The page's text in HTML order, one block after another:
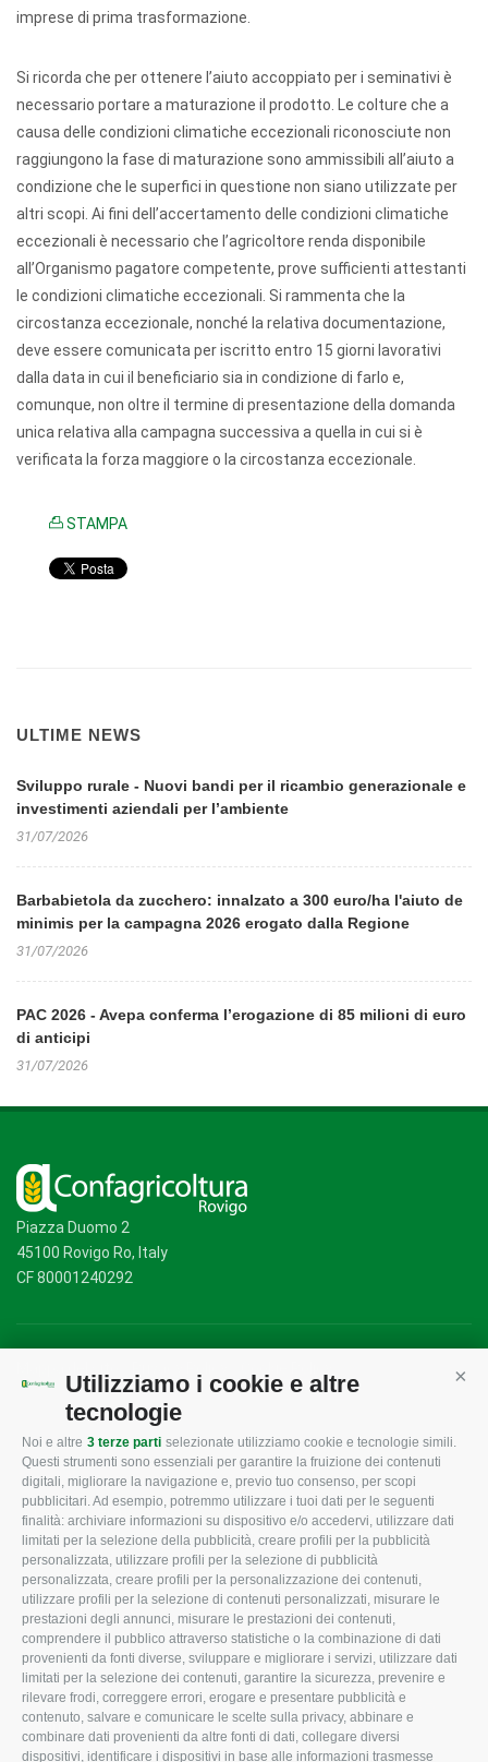
Utilizziamo i cookie e altre
tecnologie
Noi e altre 3 terze parti selezionate utilizziamo cookie e tecnologie simili.
Questi strumenti sono essenziali per garantire la fruizione dei contenuti
digitali, migliorare la navigazione e, previo tuo consenso, per scopi
pubblicitari. Ad esempio, potremmo utilizzare i tuoi dati per le seguenti
finalità: archiviare informazioni su dispositivo e/o accedervi, utilizzare dati
limitati per la selezione della pubblicità, creare profili per la pubblicità
personalizzata, utilizzare profili per la selezione di pubblicità
personalizzata, creare profili per la personalizzazione dei contenuti,
utilizzare profili per la selezione di contenuti personalizzati, misurare le
prestazioni degli annunci, misurare le prestazioni dei contenuti,
comprendere il pubblico attraverso statistiche o la combinazione di dati
provenienti da fonti diverse, sviluppare e migliorare i servizi, utilizzare dati
limitati per la selezione dei contenuti, garantire la sicurezza, prevenire e
rilevare frodi, correggere errori, erogare e presentare pubblicità e
contenuto, salvare e comunicare le scelte sulla privacy, abbinare e
combinare dati provenienti da altre fonti di dati, collegare diversi
dispositivi, identificare i dispositivi in base alle informazioni trasmesse
imprese di prima trasformazione.
Si ricorda che per ottenere l’aiuto accoppiato per i seminativi è
necessario portare a maturazione il prodotto. Le colture che a
causa delle condizioni climatiche eccezionali riconosciute non
raggiungono la fase di maturazione sono ammissibili all’aiuto a
condizione che le superfici in questione non siano utilizzate per
altri scopi. Ai fini dell’accertamento delle condizioni climatiche
eccezionali è necessario che l’agricoltore renda disponibile
all’Organismo pagatore competente, prove sufficienti attestanti
le condizioni climatiche eccezionali. Si rammenta che la
circostanza eccezionale, nonché la relativa documentazione,
deve essere comunicata per iscritto entro 15 giorni lavorativi
dalla data in cui il beneficiario sia in condizione di farlo e,
comunque, non oltre il termine di presentazione della domanda
unica relativa alla campagna successiva a quella in cui si è
verificata la forza maggiore o la circostanza eccezionale.
STAMPA
ULTIME NEWS
Sviluppo rurale - Nuovi bandi per il ricambio generazionale e
investimenti aziendali per l’ambiente
31/07/2026
Barbabietola da zucchero: innalzato a 300 euro/ha l'aiuto de
minimis per la campagna 2026 erogato dalla Regione
31/07/2026
PAC 2026 - Avepa conferma l’erogazione di 85 milioni di euro
di anticipi
31/07/2026
Piazza Duomo 2
45100 Rovigo Ro, Italy
CF 80001240292
CONFAGRICOLTURA
ROVIGO
L'Associazione
Missione e Progetto
Organigramma aziendale
I Nostri Servizi
Uffici della Sede
provinciale
Le Sedi di Zona
Agricoltori S.r.l.
CONFAGRICOLTURA
INFORMA
Tecnico
Fiscale
Lavoro
Ambiente
Associazione
CONFAGRICOLTURA
ATTIVA